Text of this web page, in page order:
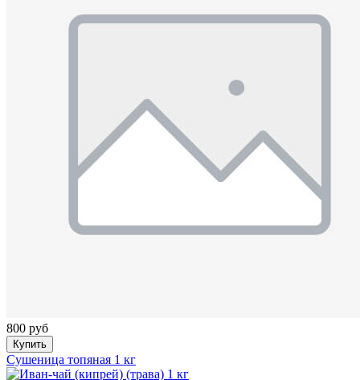
800 руб
Купить
Сушеница топяная 1 кг